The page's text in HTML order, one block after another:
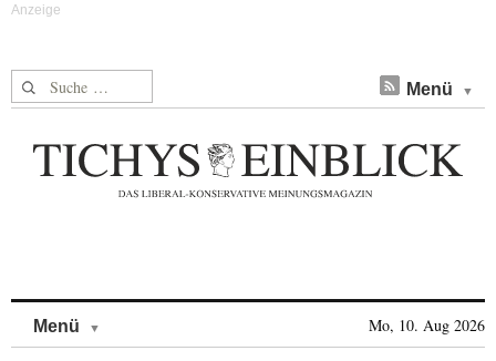
Suche nach: Menü
Menü Mo, 10. Aug 2026